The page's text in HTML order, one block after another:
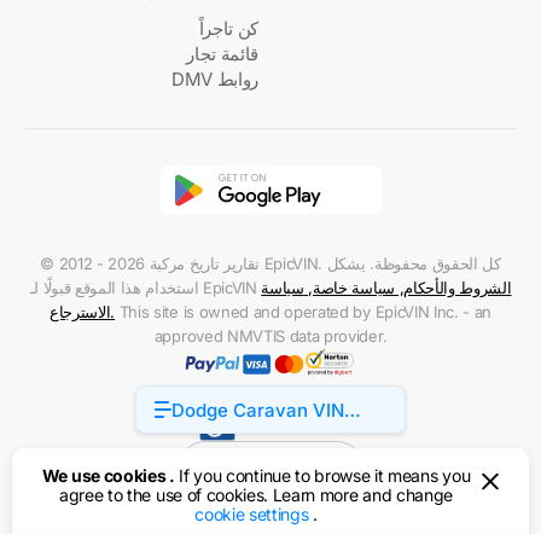
Dodge Caravan VIN
Structure
كن تاجراً
قائمة تجار
روابط DMV
© 2012 - 2026 تقارير تاريخ مركبة EpicVIN. كل الحقوق محفوظة. يشكل
استخدام هذا الموقع قبولًا لـ EpicVIN
الشروط والأحكام, سياسة خاصة, سياسة
الاسترجاع. This site is owned and operated by EpicVIN Inc. - an
approved NMVTIS data provider.
الولايات المتحدة
Accessibility
We use cookies . If you continue to browse it means you
agree to the use of cookies. Learn more and change
cookie settings.